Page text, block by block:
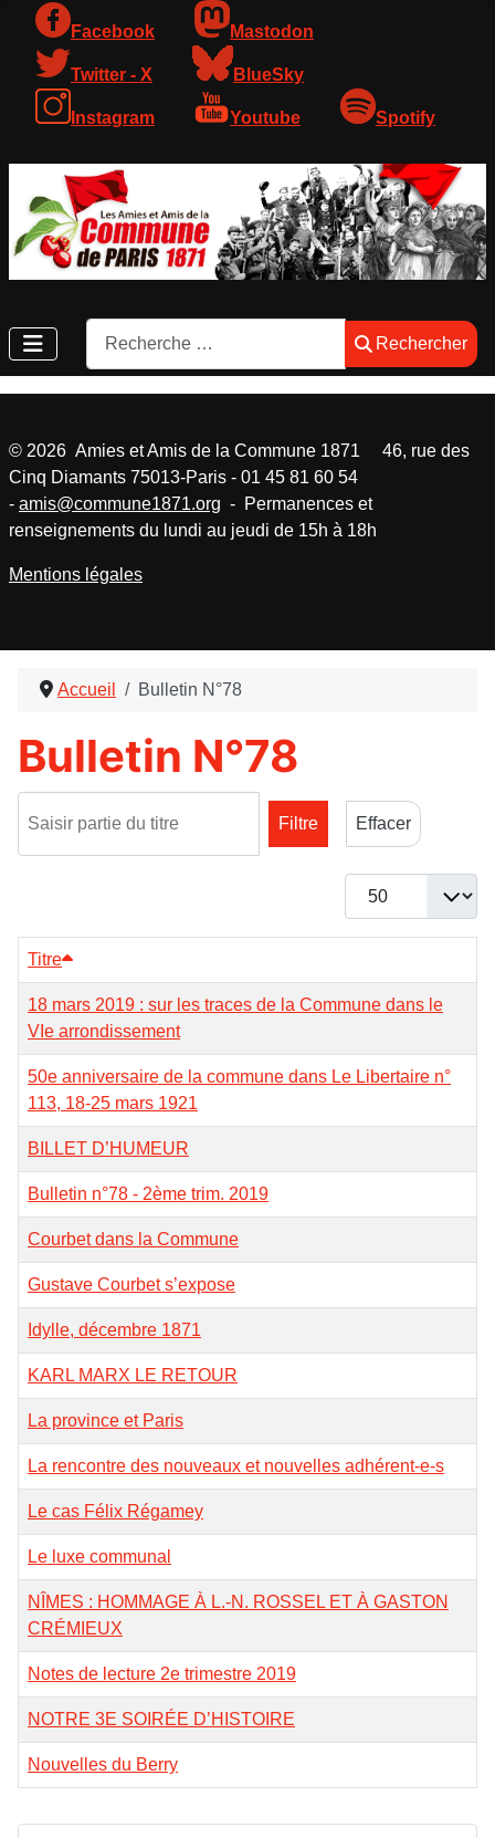
Facebook Mastodon
Twitter - X BlueSky
Instagram Youtube Spotify
Rechercher
Rechercher
Accueil Bulletin N°78
Bulletin N°78
Filtre
Effacer
Afficher #
Titre
18 mars 2019 : sur les traces de la Commune dans le
VIe arrondissement
50e anniversaire de la commune dans Le Libertaire n°
113, 18-25 mars 1921
BILLET D’HUMEUR
Bulletin n°78 - 2ème trim. 2019
Courbet dans la Commune
Gustave Courbet s’expose
Idylle, décembre 1871
KARL MARX LE RETOUR
La province et Paris
La rencontre des nouveaux et nouvelles adhérent-e-s
Le cas Félix Régamey
Le luxe communal
NÎMES : HOMMAGE À L.-N. ROSSEL ET À GASTON
CRÉMIEUX
Notes de lecture 2e trimestre 2019
NOTRE 3E SOIRÉE D’HISTOIRE
Nouvelles du Berry
© 2026 Amies et Amis de la Commune 1871 46, rue des
Cinq Diamants 75013-Paris - 01 45 81 60 54
- amis@commune1871.org - Permanences et
renseignements du lundi au jeudi de 15h à 18h
Mentions légales